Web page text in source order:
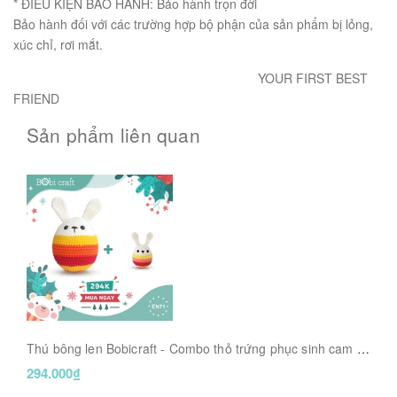
* ĐIỀU KIỆN BẢO HÀNH: Bảo hành trọn đời
Bảo hành đối với các trường hợp bộ phận của sản phẩm bị lỏng,
xúc chỉ, rơi mắt.
YOUR FIRST BEST
FRIEND
Sản phẩm liên quan
Thú bông len Bobicraft - Combo thỏ trứng phục sinh cam -
Đồ chơi an toàn Quà tặng bé
294.000₫